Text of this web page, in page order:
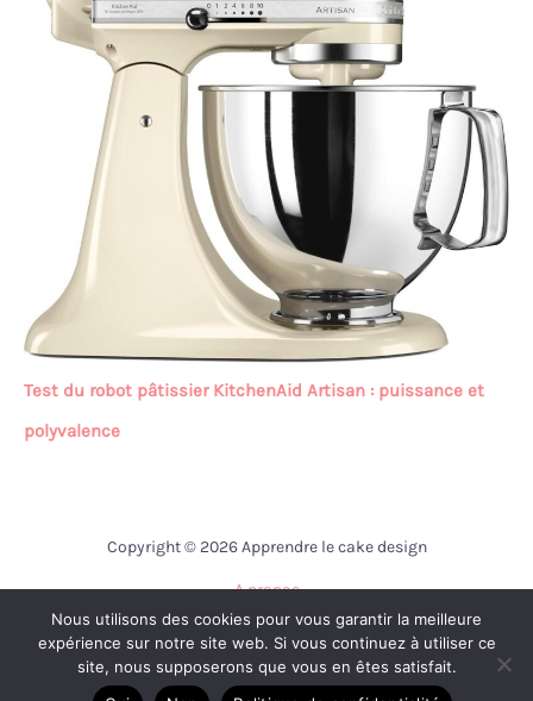
Test du robot pâtissier KitchenAid Artisan : puissance et
polyvalence
Copyright © 2026 Apprendre le cake design
A propos
Contact
Mentions légales
Politique de confidentialité
Nous utilisons des cookies pour vous garantir la meilleure
expérience sur notre site web. Si vous continuez à utiliser ce
site, nous supposerons que vous en êtes satisfait.